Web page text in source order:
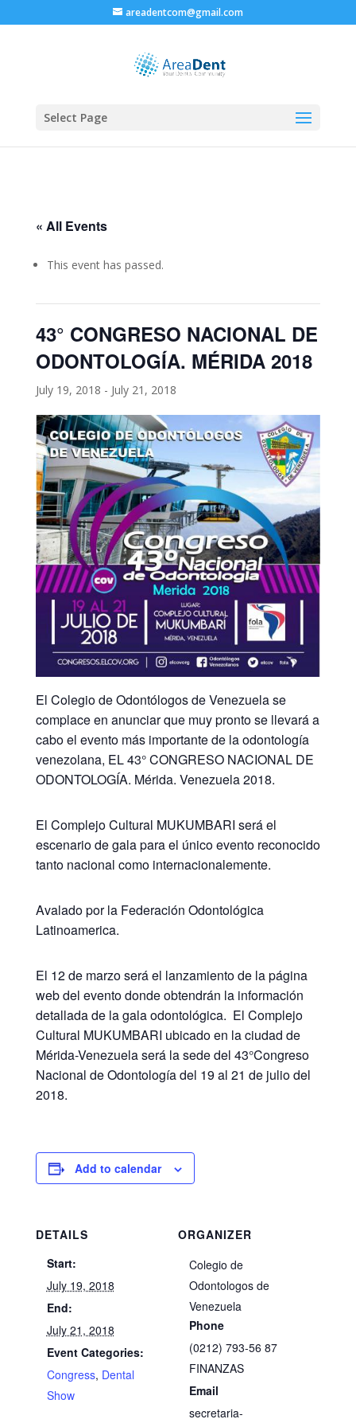
areadentcom@gmail.com
Select Page
« All Events
This event has passed.
43° CONGRESO NACIONAL DE
ODONTOLOGÍA. MÉRIDA 2018
July 19, 2018 - July 21, 2018
El Colegio de Odontólogos de Venezuela se
complace en anunciar que muy pronto se llevará a
cabo el evento más importante de la odontología
venezolana, EL 43° CONGRESO NACIONAL DE
ODONTOLOGÍA. Mérida. Venezuela 2018.
El Complejo Cultural MUKUMBARI será el
escenario de gala para el único evento reconocido
tanto nacional como internacionalemente.
Avalado por la Federación Odontológica
Latinoamerica.
El 12 de marzo será el lanzamiento de la página
web del evento donde obtendrán la información
detallada de la gala odontológica. El Complejo
Cultural MUKUMBARI ubicado en la ciudad de
Mérida-Venezuela será la sede del 43°Congreso
Nacional de Odontología del 19 al 21 de julio del
2018.
Add to calendar
DETAILS
Start:
July 19, 2018
End:
July 21, 2018
Event Categories:
Congress, Dental
Show
ORGANIZER
Colegio de
Odontologos de
Venezuela
Phone
(0212) 793-56 87
FINANZAS
Email
secretaria-